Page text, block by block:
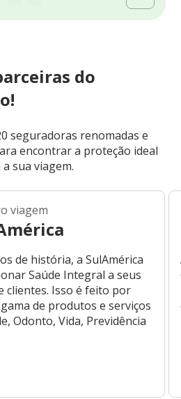
do
seguradoras renomadas e
encontrar a proteção ideal
sua viagem.
viagem
de história, a SulAmérica
Saúde Integral a seus
clientes. Isso é feito por
de produtos e serviços
Odonto, Vida, Previdência